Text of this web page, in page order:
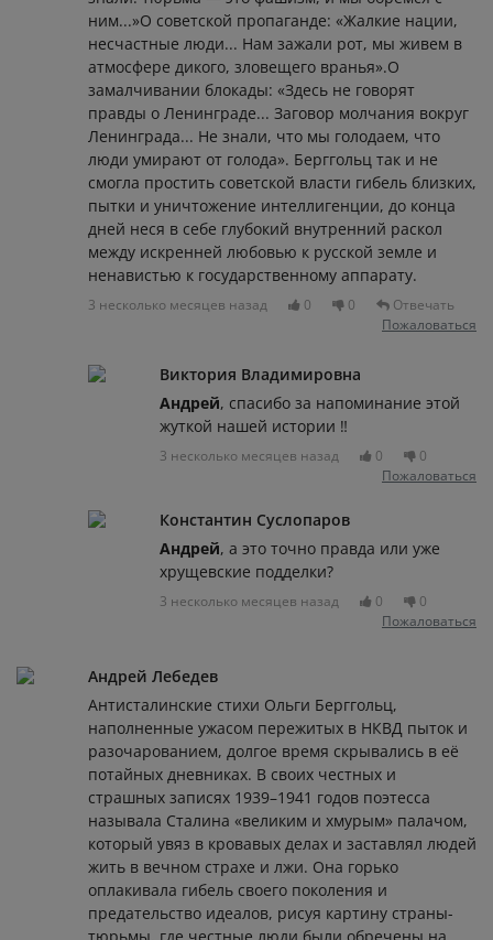
ним...»О советской пропаганде: «Жалкие нации,
несчастные люди... Нам зажали рот, мы живем в
атмосфере дикого, зловещего вранья».О
замалчивании блокады: «Здесь не говорят
правды о Ленинграде... Заговор молчания вокруг
Ленинграда... Не знали, что мы голодаем, что
люди умирают от голода». Берггольц так и не
смогла простить советской власти гибель близких,
пытки и уничтожение интеллигенции, до конца
дней неся в себе глубокий внутренний раскол
между искренней любовью к русской земле и
ненавистью к государственному аппарату.
3 несколько месяцев назад 0 0
Отвечать
Пожаловаться
Виктория Владимировна
Андрей, спасибо за напоминание этой
жуткой нашей истории ‼️
3 несколько месяцев назад 0
0
Пожаловаться
Константин Суслопаров
Андрей, а это точно правда или уже
хрущевские подделки?
3 несколько месяцев назад 0
0
Пожаловаться
Андрей Лебедев
Антисталинские стихи Ольги Берггольц,
наполненные ужасом пережитых в НКВД пыток и
разочарованием, долгое время скрывались в её
потайных дневниках. В своих честных и
страшных записях 1939–1941 годов поэтесса
называла Сталина «великим и хмурым» палачом,
который увяз в кровавых делах и заставлял людей
жить в вечном страхе и лжи. Она горько
оплакивала гибель своего поколения и
предательство идеалов, рисуя картину страны-